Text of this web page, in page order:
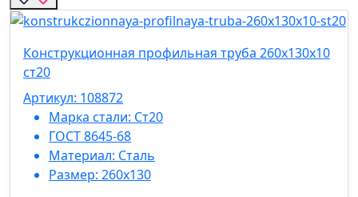
Конструкционная профильная труба 260х130х10
ст20
Артикул: 108872
Марка стали: Ст20
ГОСТ 8645-68
Материал: Сталь
Размер: 260х130